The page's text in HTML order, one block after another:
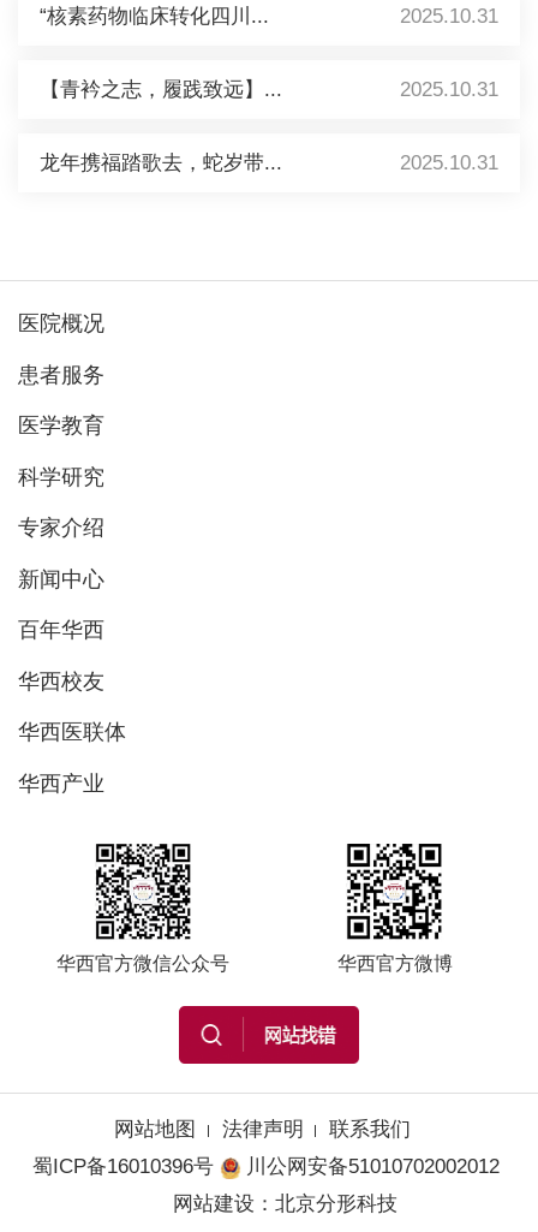
“核素药物临床转化四川... 2025.10.31
【青衿之志，履践致远】... 2025.10.31
龙年携福踏歌去，蛇岁带... 2025.10.31
医院概况
患者服务
医学教育
科学研究
专家介绍
新闻中心
百年华西
华西校友
华西医联体
华西产业
华西官方微信公众号 华西官方微博
网站地图 法律声明
联系我们
蜀ICP备16010396号
川公网安备51010702002012
网站建设 ： 北京分形科技